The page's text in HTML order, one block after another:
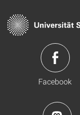
Facebook